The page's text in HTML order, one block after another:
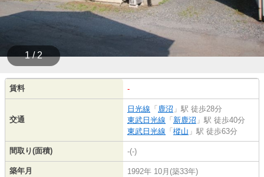
1 / 2
賃料 -
交通
日光線 「 鹿沼 」駅 徒歩28分
東武日光線 「 新鹿沼 」駅 徒歩40分
東武日光線 「 樅山 」駅 徒歩63分
間取り(面積) -(-)
築年月 1992年 10月(築33年)